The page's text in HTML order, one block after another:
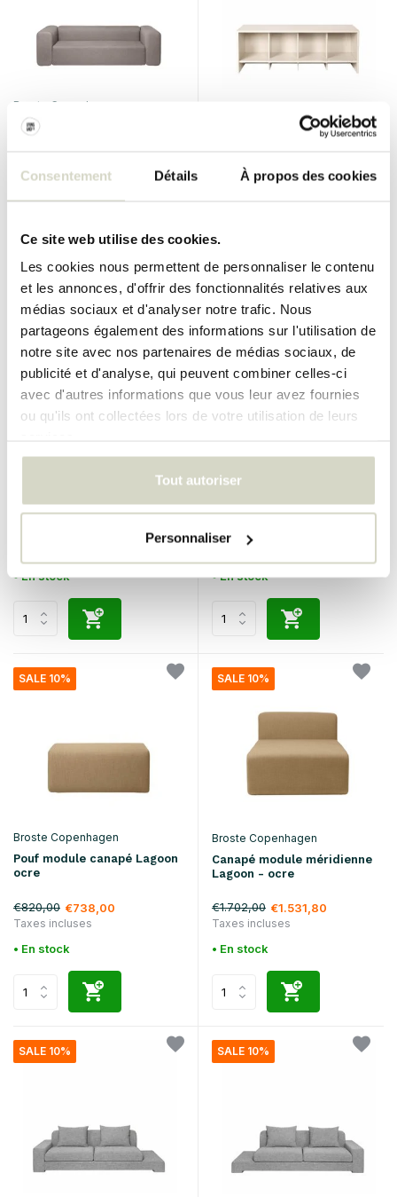
Consentement Détails À propos des cookies
Ce site web utilise des cookies.
Les cookies nous permettent de personnaliser le contenu
et les annonces, d'offrir des fonctionnalités relatives aux
médias sociaux et d'analyser notre trafic. Nous
partageons également des informations sur l'utilisation de
notre site avec nos partenaires de médias sociaux, de
publicité et d'analyse, qui peuvent combiner celles-ci
avec d'autres informations que vous leur avez fournies
ou qu'ils ont collectées lors de votre utilisation de leurs
Tout autoriser
Personnaliser
Broste Copenhagen
Canapé Lagoon 3 places latte
Taxes incluses
• En stock
Tenna Bank - Jour de pluie
Taxes incluses
SALE 10%
Module canapé Lagoon coin
• En stock
SALE 10%
Module canapé Lagoon angle
€2.006,00
Taxes incluses
• En stock
SALE 10%
Broste Copenhagen
Pouf module canapé Lagoon
ocre
€820,00 €738,00
Taxes incluses
• En stock
SALE 10%
Broste Copenhagen
Canapé module méridienne
Lagoon - ocre
€1.702,00 €1.531,80
Taxes incluses
• En stock
SALE 10% SALE 10%